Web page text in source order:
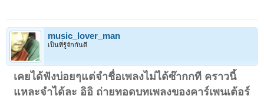
music_lover_man
เป็นที่รู้จักกันดี
เคยได้ฟังบ่อยๆแต่จำชื่อเพลงไม่ได้ซ๊ากกที คราวนี้
แหละจำได้ละ อิอิ ถ่ายทอดบทเพลงของคาร์เพนเต้อร์